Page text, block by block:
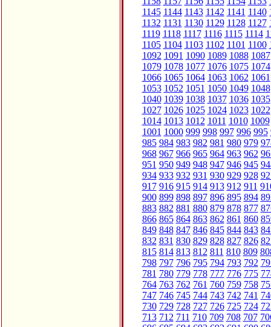
1145 1144 1143 1142 1141 1140
1132 1131 1130 1129 1128 1127
1119 1118 1117 1116 1115 1114
1105 1104 1103 1102 1101 1100
1092 1091 1090 1089 1088 1087
1079 1078 1077 1076 1075 1074
1066 1065 1064 1063 1062 1061
1053 1052 1051 1050 1049 1048
1040 1039 1038 1037 1036 1035
1027 1026 1025 1024 1023 1022
1014 1013 1012 1011 1010 1009
1001 1000 999 998 997 996 995
985 984 983 982 981 980 979
968 967 966 965 964 963 962
951 950 949 948 947 946 945
934 933 932 931 930 929 928
917 916 915 914 913 912 911
900 899 898 897 896 895 894
883 882 881 880 879 878 877
866 865 864 863 862 861 860
849 848 847 846 845 844 843
832 831 830 829 828 827 826
815 814 813 812 811 810 809
798 797 796 795 794 793 792
781 780 779 778 777 776 775
764 763 762 761 760 759 758
747 746 745 744 743 742 741
730 729 728 727 726 725 724
713 712 711 710 709 708 707